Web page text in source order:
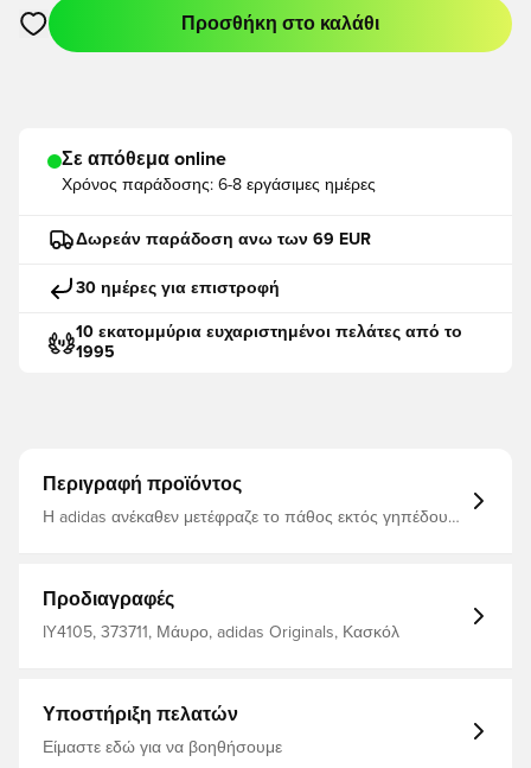
Ανοίγει ένα Modal για να συνδεθείτε ή να εγγραφείτε ως
Προσθήκη στο καλάθι
Σε απόθεμα online
Χρόνος παράδοσης: 6-8 εργάσιμες ημέρες
Δωρεάν παράδοση ανω των 69 EUR
30 ημέρες για επιστροφή
10 εκατομμύρια ευχαριστημένοι πελάτες από το
1995
Περιγραφή προϊόντος
Η adidas ανέκαθεν μετέφραζε το πάθος εκτός γηπέδου
σας, ολοκληρώστε αυτό το μαλακό προϊόν και δείξτε ότι
στέκεστε ενωμένοι πίσω από δεκαετίες ποδοσφαιρικών
πρωτοβουλιών. 100% ακρυλικό
Προδιαγραφές
IY4105, 373711, Μάυρο, adidas Originals, Κασκόλ
Υποστήριξη πελατών
Είμαστε εδώ για να βοηθήσουμε